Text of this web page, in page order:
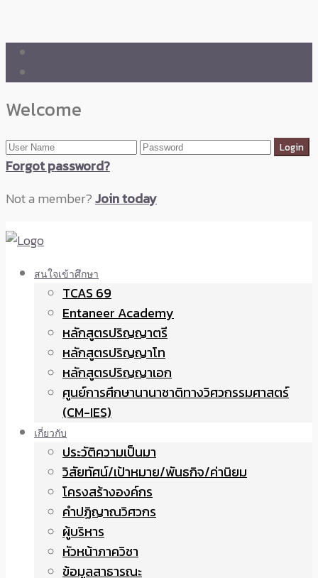
Welcome
Forgot password?
Not a member?Join today
สนใจเข้าศึกษา
TCAS 69
Entaneer Academy
หลักสูตรปริญญาตรี
หลักสูตรปริญญาโท
หลักสูตรปริญญาเอก
ศูนย์การศึกษานานาชาติทางวิศวกรรมศาสตร์
(CM-IES)
เกี่ยวกับ
ประวัติความเป็นมา
วิสัยทัศน์/เป้าหมาย/พันธกิจ/ค่านิยม
โครงสร้างองค์กร
คำปฏิญาณวิศวกร
ผู้บริหาร
หัวหน้าภาควิชา
ข้อมูลสาธารณะ